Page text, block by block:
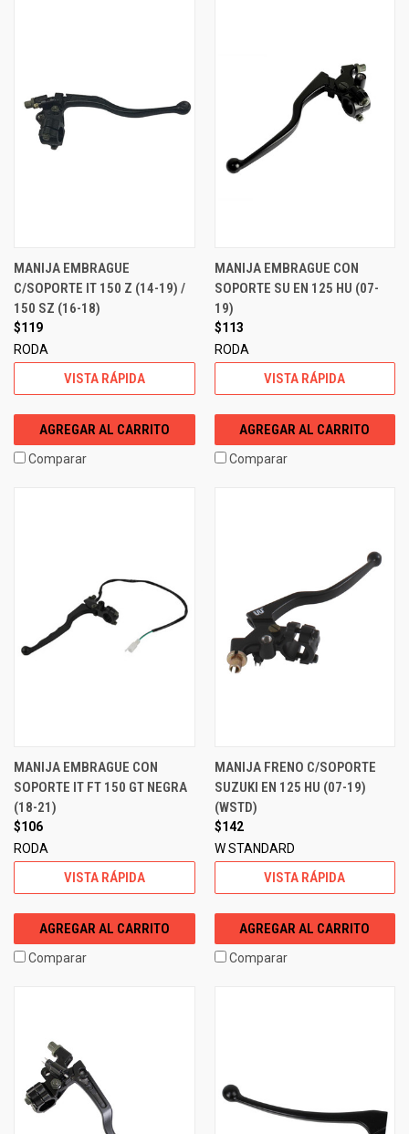
MANIJA EMBRAGUE
C/SOPORTE IT 150 Z (14-19) /
150 SZ (16-18)
$119
RODA
VISTA RÁPIDA
AGREGAR AL CARRITO
Comparar
MANIJA EMBRAGUE CON
SOPORTE SU EN 125 HU (07-
19)
$113
RODA
VISTA RÁPIDA
AGREGAR AL CARRITO
Comparar
MANIJA EMBRAGUE CON
SOPORTE IT FT 150 GT NEGRA
(18-21)
$106
RODA
VISTA RÁPIDA
AGREGAR AL CARRITO
Comparar
MANIJA FRENO C/SOPORTE
SUZUKI EN 125 HU (07-19)
(WSTD)
$142
W STANDARD
VISTA RÁPIDA
AGREGAR AL CARRITO
Comparar